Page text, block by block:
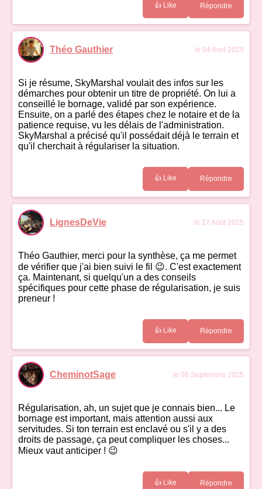
👍 Like Répondre
Théo Gauthier le 04 Avril 2025
Si je résume, SkyMarshal voulait des infos sur les
démarches pour obtenir un titre de propriété. On lui a
conseillé le bornage, validé par son expérience.
Ensuite, on a parlé des étapes chez le notaire et de la
patience requise, vu les délais de l'administration.
SkyMarshal a précisé qu'il possédait déjà le terrain et
qu'il cherchait à régulariser la situation.
👍 Like Répondre
LignesDeVie le 27 Août 2025
Théo Gauthier, merci pour la synthèse, ça me permet
de vérifier que j'ai bien suivi le fil 😉. C'est exactement
ça. Maintenant, si quelqu'un a des conseils
spécifiques pour cette phase de régularisation, je suis
preneur !
👍 Like Répondre
CheminotSage le 08 Septembre 2025
Régularisation, ah, un sujet que je connais bien... Le
bornage est important, mais attention aussi aux
servitudes. Si ton terrain est enclavé ou s'il y a des
droits de passage, ça peut compliquer les choses...
Mieux vaut anticiper ! 😉
👍 Like Répondre